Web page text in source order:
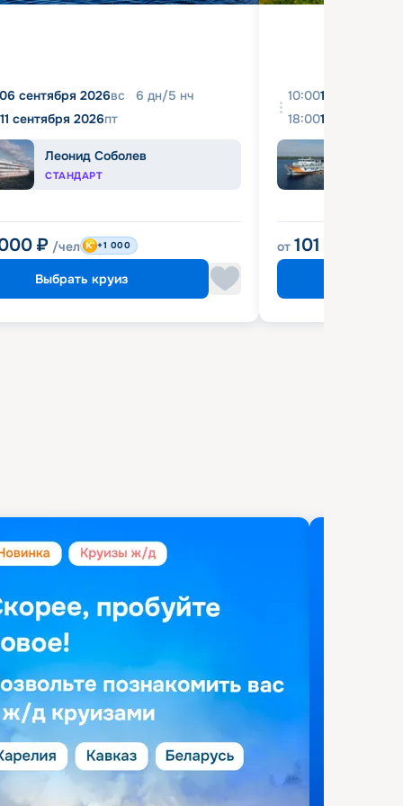
06 сентября 2026вс 6 дн/5 нч
11 сентября 2026пт
Леонид Соболев
СТАНДАРТ
₽ /чел +1 000
Выбрать круиз
10:0010 августа
18:0016 августа
от 101 900